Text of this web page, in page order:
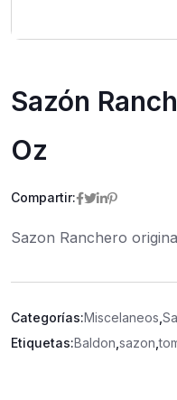
Sazón
Oz
Compartir:
Sazon Ranchero
Categorías:Miscelaneos
Etiquetas:Baldon sazon ,